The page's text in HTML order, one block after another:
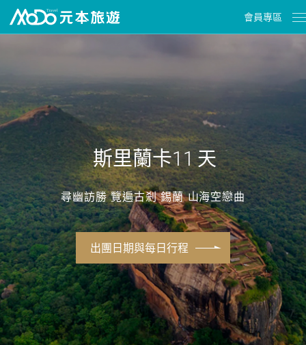
會員專區
斯里蘭卡11 天
尋幽訪勝 覽遍古剎 錫蘭 山海空戀曲
出團日期與每日行程